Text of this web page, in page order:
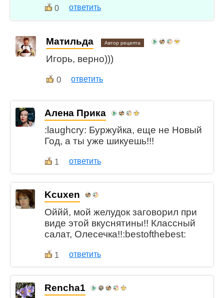
0 ответить
Матильда Автор рецепта
Игорь, верно)))
0 ответить
Алена Прика
:laughcry: Буржуйка, еще не Новый
Год, а ты уже шикуешь!!!
1 ответить
Kcuxen
Оййй, мой желудок заговорил при
виде этой вкуснятины!! Классный
салат, Олесечка!!:bestofthebest:
1 ответить
Rencha1